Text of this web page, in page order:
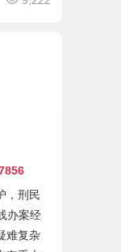
，刑民
办案经
难复杂